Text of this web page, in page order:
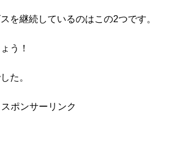
を継続しているのはこの2つです。
う！
た。
スポンサーリンク